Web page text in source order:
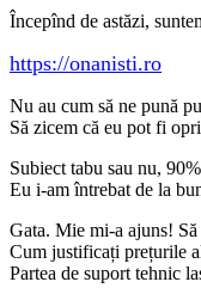
Începînd de astăzi,
https://onanisti.ro
Nu au cum să ne pună
Să zicem că eu pot fi
Subiect tabu sau nu,
Eu i-am întrebat de la
Gata. Mie mi-a ajuns!
Cum justificați prețurile
Partea de suport tehnic